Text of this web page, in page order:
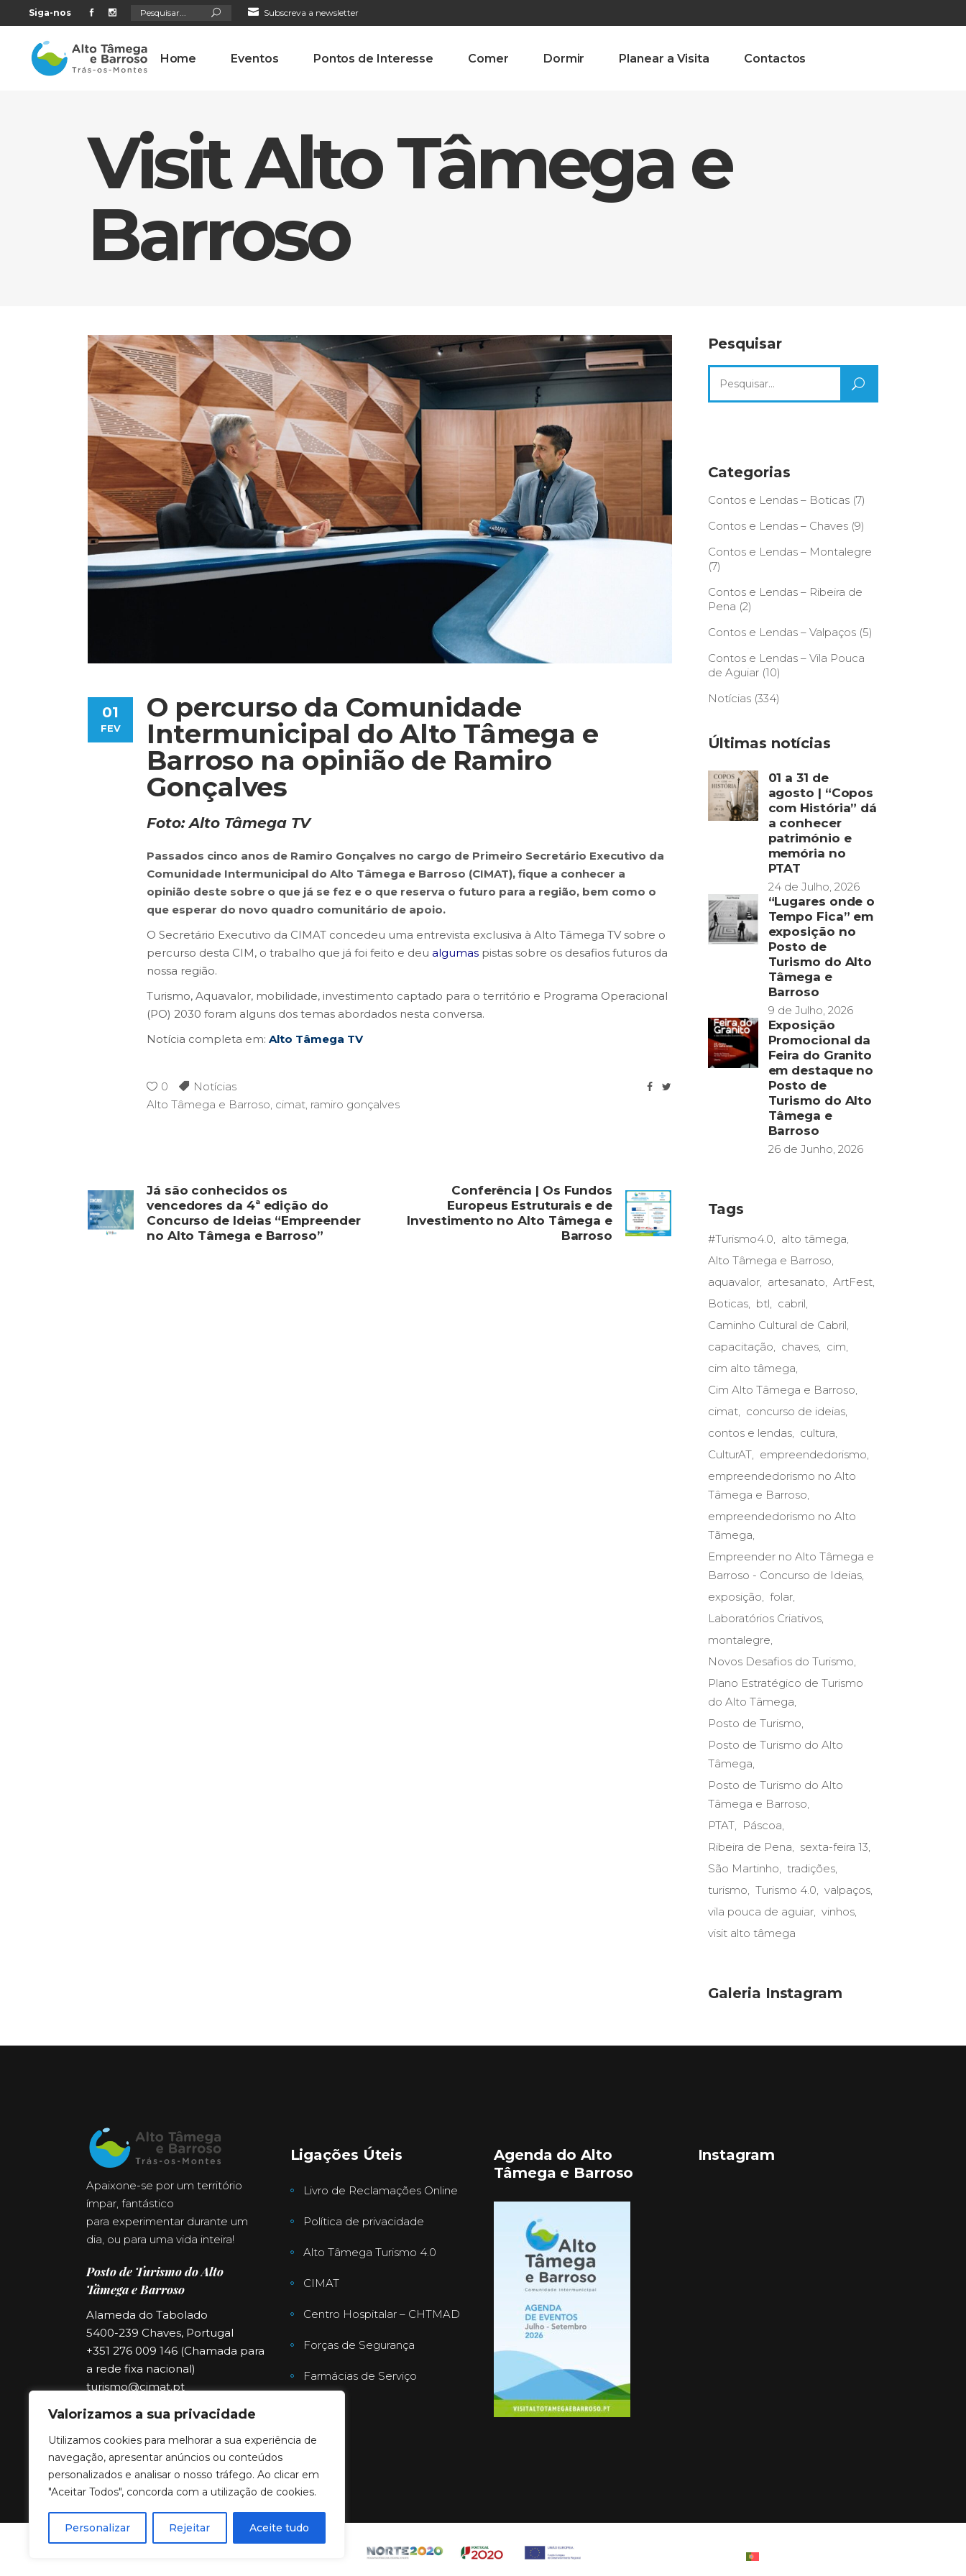
Valorizamos a sua privacidade
Utilizamos cookies para melhorar a sua experiência de
navegação, apresentar anúncios ou conteúdos
personalizados e analisar o nosso tráfego. Ao clicar em
"Aceitar Todos", concorda com a utilização de cookies.
Personalizar Rejeitar Aceite tudo
Siga-nos Search
for: Subscreva a newsletter
Home Eventos Pontos de Interesse Comer Dormir Planear a Visita Contactos
Visit Alto Tâmega e
Barroso
01
FEV
O percurso da Comunidade
Intermunicipal do Alto Tâmega e
Barroso na opinião de Ramiro
Gonçalves
Foto: Alto Tâmega TV
Passados cinco anos de Ramiro Gonçalves no cargo de Primeiro Secretário Executivo da
Comunidade Intermunicipal do Alto Tâmega e Barroso (CIMAT), fique a conhecer a
opinião deste sobre o que já se fez e o que reserva o futuro para a região, bem como o
que esperar do novo quadro comunitário de apoio.
O Secretário Executivo da CIMAT concedeu uma entrevista exclusiva à Alto Tâmega TV sobre o
percurso desta CIM, o trabalho que já foi feito e deu algumas pistas sobre os desafios futuros da
nossa região.
Turismo, Aquavalor, mobilidade, investimento captado para o território e Programa Operacional
(PO) 2030 foram alguns dos temas abordados nesta conversa.
Notícia completa em: Alto Tâmega TV
0
Notícias
Alto Tâmega e Barroso, cimat, ramiro gonçalves
Já são conhecidos os
vencedores da 4ª edição do
Concurso de Ideias “Empreender
no Alto Tâmega e Barroso”
Conferência | Os Fundos
Europeus Estruturais e de
Investimento no Alto Tâmega e
Barroso
Pesquisar
for:
Categorias
Contos e Lendas – Boticas(7)
Contos e Lendas – Chaves(9)
Contos e Lendas – Montalegre
(7)
Contos e Lendas – Ribeira de
Pena (2)
Contos e Lendas – Valpaços(5)
Contos e Lendas – Vila Pouca
de Aguiar(10)
Notícias(334)
Últimas notícias
01 a 31 de
agosto | “Copos
com História” dá
a conhecer
património e
memória no
PTAT
24 de Julho, 2026
“Lugares onde o
Tempo Fica” em
exposição no
Posto de
Turismo do Alto
Tâmega e
Barroso
9 de Julho, 2026
Exposição
Promocional da
Feira do Granito
em destaque no
Posto de
Turismo do Alto
Tâmega e
Barroso
26 de Junho, 2026
Tags
#Turismo4.0
alto tâmega
Alto Tâmega e Barroso
aquavalor
artesanato
ArtFest
Boticas
btl
cabril
Caminho Cultural de Cabril
capacitação
chaves
cim
cim alto tâmega
Cim Alto Tâmega e Barroso
cimat
concurso de ideias
contos e lendas
cultura
CulturAT
empreendedorismo
empreendedorismo no Alto
Tâmega e Barroso
empreendedorismo no Alto
Tãmega
Empreender no Alto Tâmega e
Barroso - Concurso de Ideias
exposição
folar
Laboratórios Criativos
montalegre
Novos Desafios do Turismo
Plano Estratégico de Turismo
do Alto Tâmega
Posto de Turismo
Posto de Turismo do Alto
Tâmega
Posto de Turismo do Alto
Tâmega e Barroso
PTAT
Páscoa
Ribeira de Pena
sexta-feira 13
São Martinho
tradições
turismo
Turismo 4.0
valpaços
vila pouca de aguiar
vinhos
visit alto tâmega
Galeria Instagram
Apaixone-se por um território
ímpar, fantástico
para experimentar durante um
dia, ou para uma vida inteira!
Posto de Turismo do Alto
Tâmega e Barroso
Alameda do Tabolado
5400-239 Chaves, Portugal
+351 276 009 146 (Chamada para
a rede fixa nacional)
turismo@cimat.pt
Ligações Úteis
Livro de Reclamações Online
Política de privacidade
Alto Tâmega Turismo 4.0
CIMAT
Centro Hospitalar – CHTMAD
Forças de Segurança
Farmácias de Serviço
Agenda do Alto
Tâmega e Barroso
Instagram